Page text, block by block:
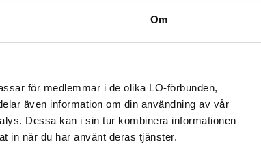
Om
för medlemmar i de olika LO-förbunden,
även information om din användning av vår
Dessa kan i sin tur kombinera informationen
in när du har använt deras tjänster.